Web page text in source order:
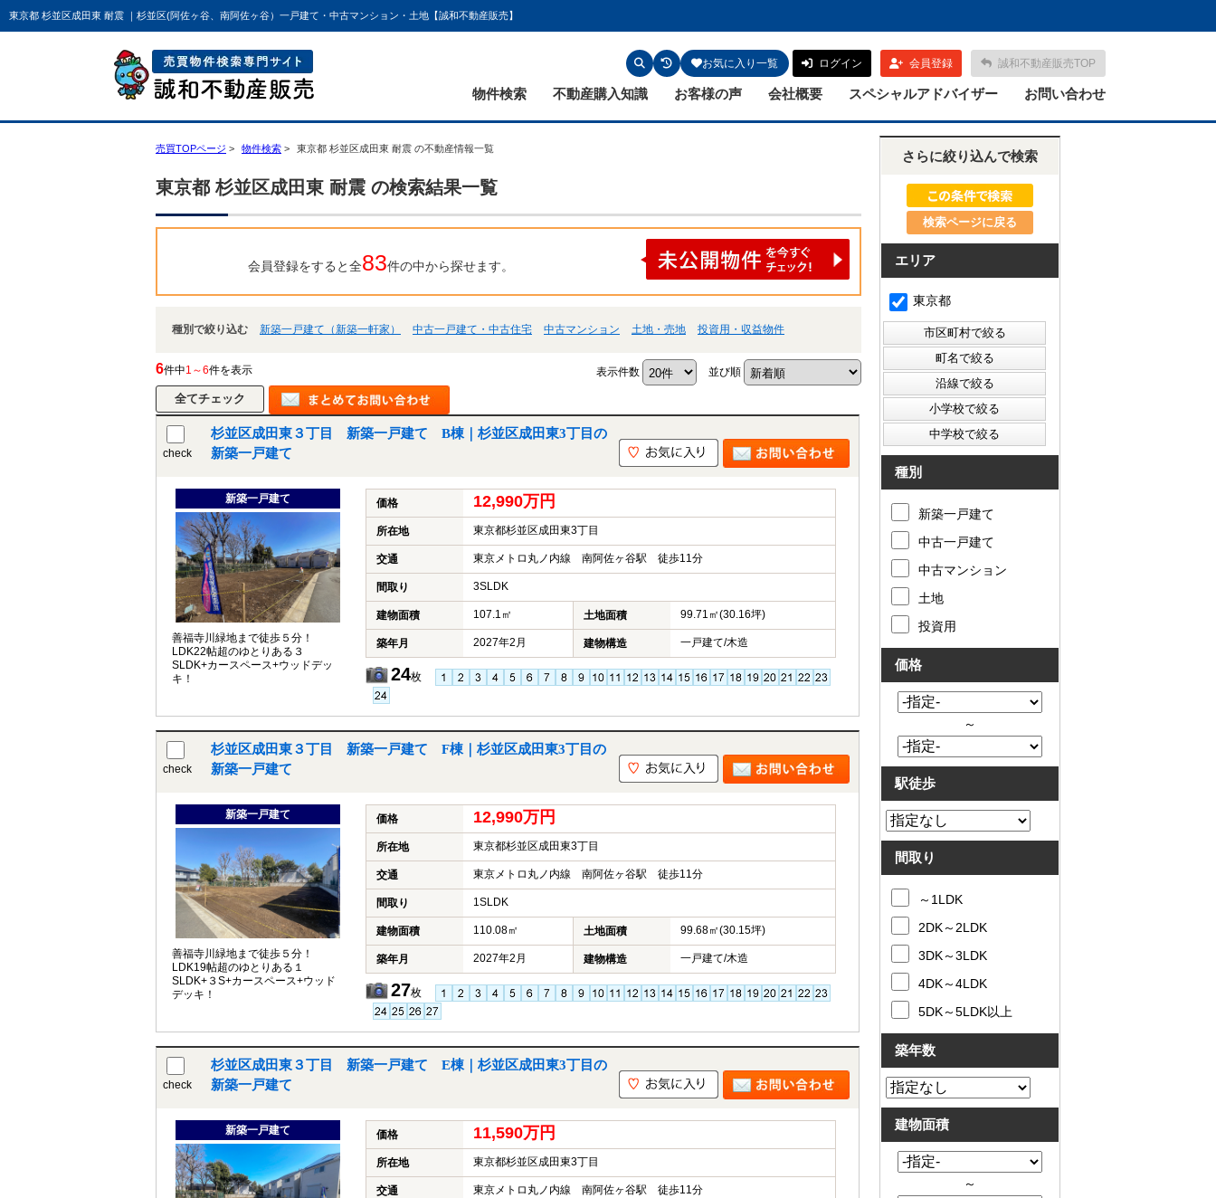
東京都 杉並区成田東 耐震 ｜杉並区(阿佐ヶ谷、南阿佐ヶ谷）一戸建て・中古マンション・土地【誠和不動産販売】
ログイン 会員登録 誠和不動産販売TOP
お気に入り一覧
物件検索 不動産購入知識 お客様の声 会社概要 スペシャルアドバイザー お問い合わせ
売買TOPページ 物件検索 東京都 杉並区成田東 耐震 の不動産情報一覧
東京都 杉並区成田東 耐震 の検索結果一覧
会員登録をすると全83件の中から探せます。
種別で絞り込む 新築一戸建て（新築一軒家） 中古一戸建て・中古住宅 中古マンション 土地・売地 投資用・収益物件
6件中1～6件を表示 表示件数 並び順
check
杉並区成田東３丁目 新築一戸建て B棟｜杉並区成田東3丁目の
新築一戸建て
新築一戸建て
善福寺川緑地まで徒歩５分！
LDK22帖超のゆとりある３
SLDK+カースペース+ウッドデッ
キ！
価格 12,990万円
所在地 東京都杉並区成田東3丁目
交通 東京メトロ丸ノ内線 南阿佐ヶ谷駅 徒歩11分
間取り 3SLDK
建物面積 107.1㎡ 土地面積 99.71㎡(30.16坪)
築年月 2027年2月 建物構造 一戸建て/木造
24枚
check
杉並区成田東３丁目 新築一戸建て F棟｜杉並区成田東3丁目の
新築一戸建て
新築一戸建て
善福寺川緑地まで徒歩５分！
LDK19帖超のゆとりある１
SLDK+３S+カースペース+ウッド
デッキ！
価格 12,990万円
所在地 東京都杉並区成田東3丁目
交通 東京メトロ丸ノ内線 南阿佐ヶ谷駅 徒歩11分
間取り 1SLDK
建物面積 110.08㎡ 土地面積 99.68㎡(30.15坪)
築年月 2027年2月 建物構造 一戸建て/木造
27枚
check
杉並区成田東３丁目 新築一戸建て E棟｜杉並区成田東3丁目の
新築一戸建て
新築一戸建て 価格 11,590万円
所在地 東京都杉並区成田東3丁目
交通 東京メトロ丸ノ内線 南阿佐ヶ谷駅 徒歩11分
さらに絞り込んで検索
検索ページに戻る
エリア
東京都
種別
新築一戸建て
中古一戸建て
中古マンション
土地
投資用
価格
～
駅徒歩
間取り
～1LDK
2DK～2LDK
3DK～3LDK
4DK～4LDK
5DK～5LDK以上
築年数
建物面積
～